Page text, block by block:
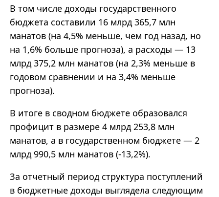
В том числе доходы государственного
бюджета составили 16 млрд 365,7 млн
манатов (на 4,5% меньше, чем год назад, но
на 1,6% больше прогноза), а расходы — 13
млрд 375,2 млн манатов (на 2,3% меньше в
годовом сравнении и на 3,4% меньше
прогноза).
В итоге в сводном бюджете образовался
профицит в размере 4 млрд 253,8 млн
манатов, а в государственном бюджете — 2
млрд 990,5 млн манатов (-13,2%).
За отчетный период структура поступлений
в бюджетные доходы выглядела следующим